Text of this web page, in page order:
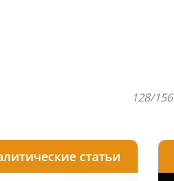
128/156
статьи